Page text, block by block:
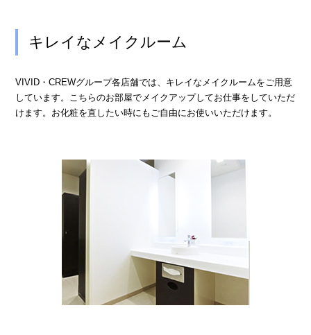
› 用語集
› カンタン♪LINE面接
› ご応募・お問い合わせ
› サイトマップ
› オンラインヴィヴィッド
› 店舗スタッフ求人
キレイなメイクルーム
VIVID・CREWグループ各店舗では、キレイなメイクルームをご用意
しています。こちらのお部屋でメイクアップしてお仕事をしていただ
けます。お化粧を直したい時にもご自由にお使いいただけます。